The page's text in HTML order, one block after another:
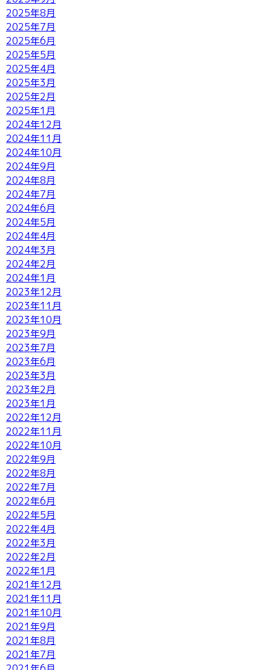
2025年8月
2025年7月
2025年6月
2025年5月
2025年4月
2025年3月
2025年2月
2025年1月
2024年12月
2024年11月
2024年10月
2024年9月
2024年8月
2024年7月
2024年6月
2024年5月
2024年4月
2024年3月
2024年2月
2024年1月
2023年12月
2023年11月
2023年10月
2023年9月
2023年7月
2023年6月
2023年3月
2023年2月
2023年1月
2022年12月
2022年11月
2022年10月
2022年9月
2022年8月
2022年7月
2022年6月
2022年5月
2022年4月
2022年3月
2022年2月
2022年1月
2021年12月
2021年11月
2021年10月
2021年9月
2021年8月
2021年7月